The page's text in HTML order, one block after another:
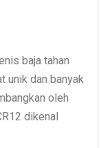
baja tahan
unik dan banyak
oleh
dikenal